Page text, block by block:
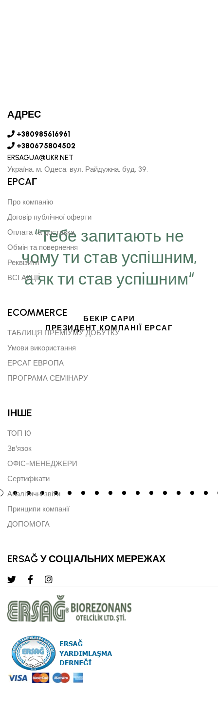
“Тебе запитають не
чому ти став успішним,
а як ти став успішним“
БЕКІР САРИ
ПРЕЗИДЕНТ КОМПАНІЇ ЕРСАГ
АДРЕС
+380985616961
+380675804502
ERSAGUA@UKR.NET
Україна, м. Одеса, вул. Райдужна, буд. 39.
EPCAГ
Про компанію
Договір публічної оферти
Оплата та доставка
Обмін та повернення
Реквізити
ВСІ АКЦІЇ
ECOMMERCE
ТАБЛИЦЯ ПРЕМІУМУ ДОБУТКУ
Умови використання
ЕРСАГ ЕВРОПА
ПРОГРАМА СЕМІНАРУ
ІНШE
ТОП 10
Зв'язок
ОФІС-МЕНЕДЖЕРИ
Сертифікати
Аналітичні звіти
Принципи компанії
ДОПОМОГА
ERSAĞ У СОЦІАЛЬНИХ МЕРЕЖАХ